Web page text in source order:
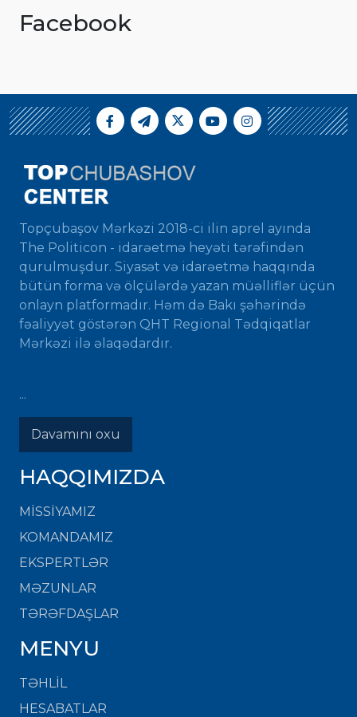
Facebook
Topçubaşov Mərkəzi 2018-ci ilin aprel ayında
The Politicon - idarəetmə heyəti tərəfindən
qurulmuşdur. Siyasət və idarəetmə haqqında
bütün forma və ölçülərdə yazan müəlliflər üçün
onlayn platformadır. Həm də Bakı şəhərində
fəaliyyət göstərən QHT Regional Tədqiqatlar
Mərkəzi ilə əlaqədardır.
...
Davamını oxu
HAQQIMIZDA
MISSIYAMIZ
KOMANDAMIZ
EKSPERTLƏR
MƏZUNLAR
TƏRƏFDAŞLAR
MENYU
TƏHLİL
HESABATLAR